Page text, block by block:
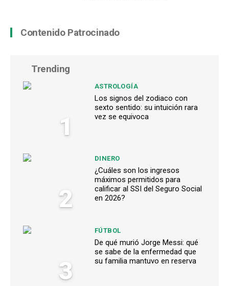
Contenido Patrocinado
Trending
1
ASTROLOGÍA
Los signos del zodiaco con
sexto sentido: su intuición rara
vez se equivoca
2
DINERO
¿Cuáles son los ingresos
máximos permitidos para
calificar al SSI del Seguro Social
en 2026?
3
FÚTBOL
De qué murió Jorge Messi: qué
se sabe de la enfermedad que
su familia mantuvo en reserva